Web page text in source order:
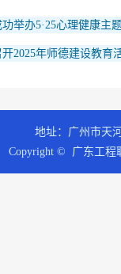
举办5·25心理健康主
2025年师德建设教
地址：广州市天
Copyright © 广东工程